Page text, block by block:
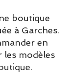
boutique
à Garches.
en
les modèles